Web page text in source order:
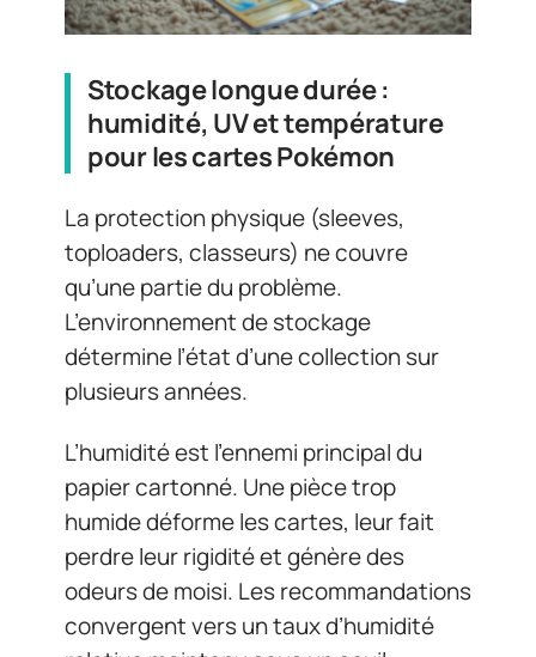
Stockage longue durée :
humidité, UV et température
pour les cartes Pokémon
La protection physique (sleeves,
toploaders, classeurs) ne couvre
qu’une partie du problème.
L’environnement de stockage
détermine l’état d’une collection sur
plusieurs années.
L’humidité est l’ennemi principal du
papier cartonné. Une pièce trop
humide déforme les cartes, leur fait
perdre leur rigidité et génère des
odeurs de moisi. Les recommandations
convergent vers un taux d’humidité